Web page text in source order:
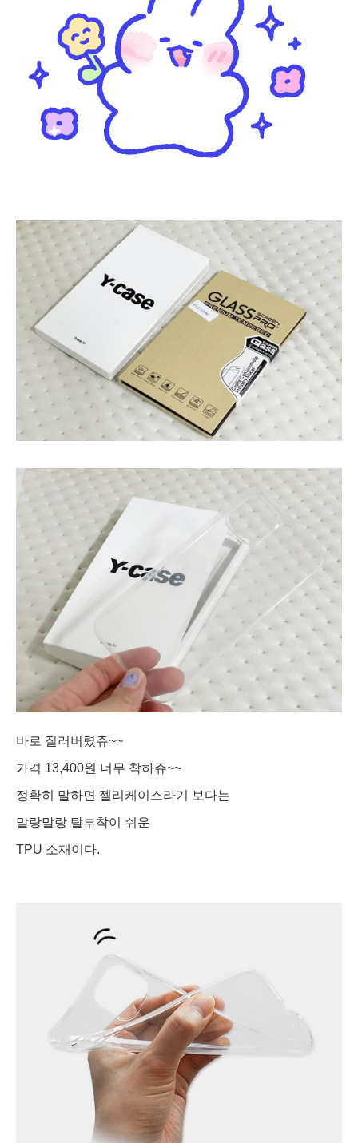
바로 질러버렸쥬~~
가격 13,400원 너무 착하쥬~~
정확히 말하면 젤리케이스라기 보다는
말랑말랑 탈부착이 쉬운
TPU 소재이다.